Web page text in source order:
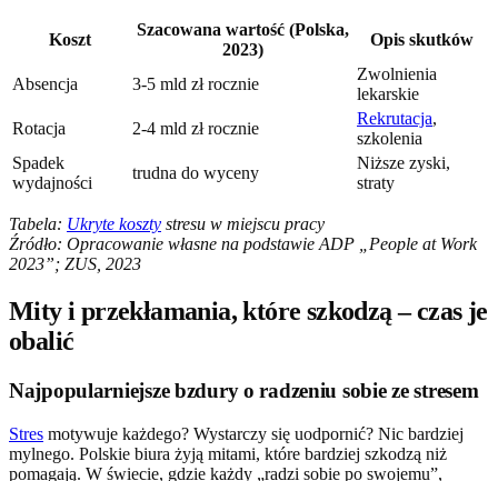
Koszt
Szacowana wartość (Polska,
2023)
Opis skutków
Absencja 3-5 mld zł rocznie
Zwolnienia
lekarskie
Rotacja
2-4 mld zł rocznie
Rekrutacja,
szkolenia
Spadek
wydajności
trudna do wyceny
Niższe zyski,
straty
Tabela: Ukryte koszty stresu w miejscu pracy
Źródło: Opracowanie własne na podstawie ADP „People at Work
2023”; ZUS, 2023
Mity i przekłamania, które szkodzą – czas je
obalić
Najpopularniejsze bzdury o radzeniu sobie ze stresem
Stres motywuje każdego? Wystarczy się uodpornić? Nic bardziej
mylnego. Polskie biura żyją mitami, które bardziej szkodzą niż
pomagają. W świecie, gdzie każdy „radzi sobie po swojemu”,